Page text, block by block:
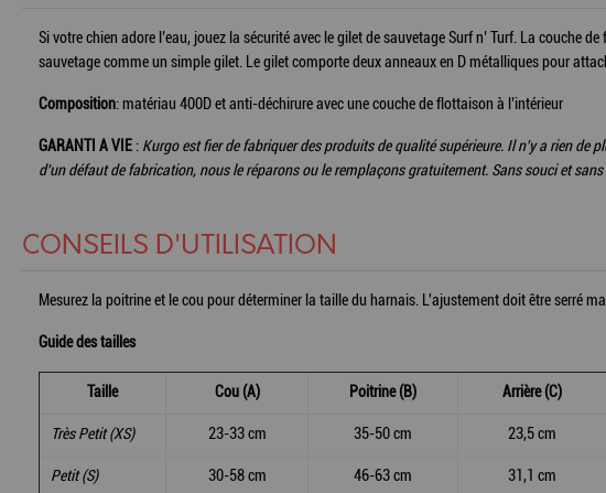
Si votre chien adore l’eau, jouez la sécurité avec le gilet de sauvetage Surf n’ Turf. La
sauvetage comme un simple gilet. Le gilet comporte deux anneaux en D métalliques pour
Composition: matériau 400D et anti-déchirure avec une couche de flottaison à l’intérieur
GARANTI A VIE : Kurgo est fier de fabriquer des produits de qualité supérieure. Il n'y a rien de
d'un défaut de fabrication, nous le réparons ou le remplaçons gratuitement. Sans souci et sans
CONSEILS D'UTILISATION
Mesurez la poitrine et le cou pour déterminer la taille du harnais. L'ajustement doit être serré
Guide des tailles
Taille Cou (A) Poitrine (B) Arrière (C)
Très Petit (XS) 23-33 cm 35-50 cm 23,5 cm
Petit (S) 30-58 cm 46-63 cm 31,1 cm